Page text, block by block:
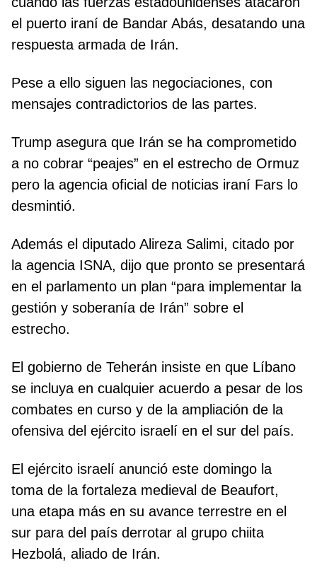
el puerto iraní de Bandar Abás, desatando una
respuesta armada de Irán.
Pese a ello siguen las negociaciones, con
mensajes contradictorios de las partes.
Trump asegura que Irán se ha comprometido
a no cobrar “peajes” en el estrecho de Ormuz
pero la agencia oficial de noticias iraní Fars lo
desmintió.
Además el diputado Alireza Salimi, citado por
la agencia ISNA, dijo que pronto se presentará
en el parlamento un plan “para implementar la
gestión y soberanía de Irán” sobre el
estrecho.
El gobierno de Teherán insiste en que Líbano
se incluya en cualquier acuerdo a pesar de los
combates en curso y de la ampliación de la
ofensiva del ejército israelí en el sur del país.
El ejército israelí anunció este domingo la
toma de la fortaleza medieval de Beaufort,
una etapa más en su avance terrestre en el
sur para del país derrotar al grupo chiita
Hezbolá, aliado de Irán.